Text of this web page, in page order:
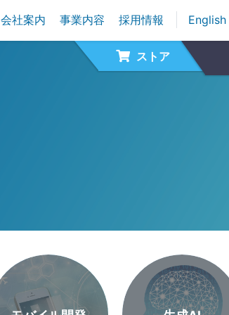
会社案内 事業内容 採用情報 English
ストア